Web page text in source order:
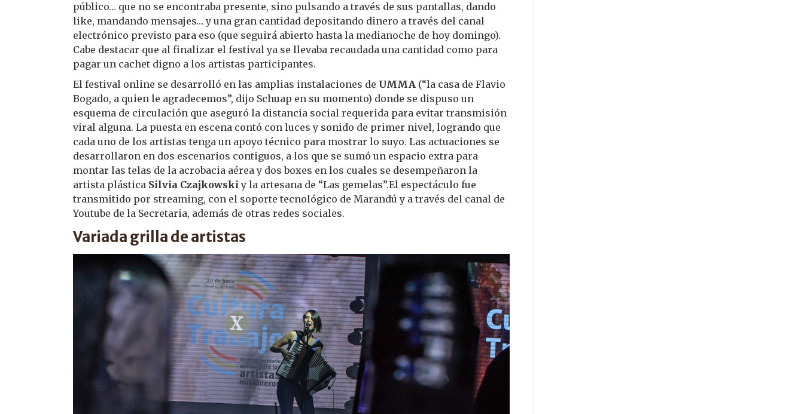
público… que no se encontraba presente, sino pulsando a través de sus pantallas, dando
like, mandando mensajes… y una gran cantidad depositando dinero a través del canal
electrónico previsto para eso (que seguirá abierto hasta la medianoche de hoy domingo).
Cabe destacar que al finalizar el festival ya se llevaba recaudada una cantidad como para
pagar un cachet digno a los artistas participantes.
El festival online se desarrolló en las amplias instalaciones de UMMA (“la casa de Flavio
Bogado, a quien le agradecemos”, dijo Schuap en su momento) donde se dispuso un
esquema de circulación que aseguró la distancia social requerida para evitar transmisión
viral alguna. La puesta en escena contó con luces y sonido de primer nivel, logrando que
cada uno de los artistas tenga un apoyo técnico para mostrar lo suyo. Las actuaciones se
desarrollaron en dos escenarios contiguos, a los que se sumó un espacio extra para
montar las telas de la acrobacia aérea y dos boxes en los cuales se desempeñaron la
artista plástica Silvia Czajkowski y la artesana de “Las gemelas”.El espectáculo fue
transmitido por streaming, con el soporte tecnológico de Marandú y a través del canal de
Youtube de la Secretaria, además de otras redes sociales.
Variada grilla de artistas